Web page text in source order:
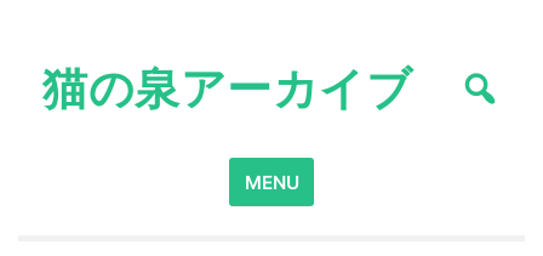
content猫の泉アーカイブ
Search
for:
MENU